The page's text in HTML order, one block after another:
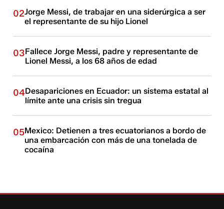
02Jorge Messi, de trabajar en una siderúrgica a ser
el representante de su hijo Lionel
03Fallece Jorge Messi, padre y representante de
Lionel Messi, a los 68 años de edad
04Desapariciones en Ecuador: un sistema estatal al
límite ante una crisis sin tregua
05Mexico: Detienen a tres ecuatorianos a bordo de
una embarcación con más de una tonelada de
cocaína